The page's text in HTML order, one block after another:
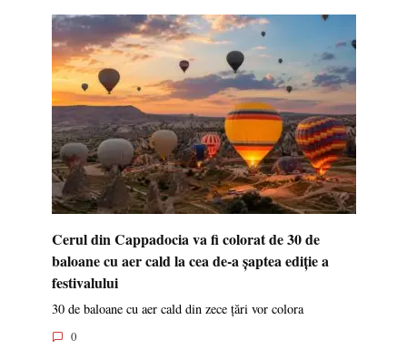
Cerul din Cappadocia va fi colorat de 30 de
baloane cu aer cald la cea de-a șaptea ediție a
festivalului
30 de baloane cu aer cald din zece țări vor colora
0